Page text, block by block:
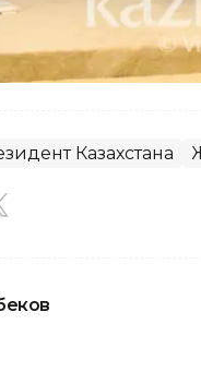
Казахстана